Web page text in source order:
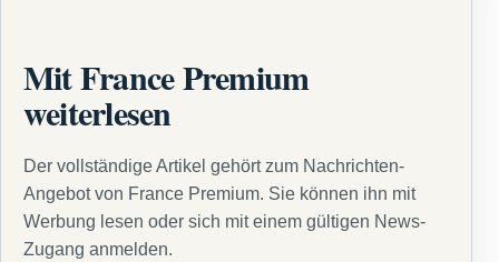
Mit France Premium
weiterlesen
Der vollständige Artikel gehört zum Nachrichten-
Angebot von France Premium. Sie können ihn mit
Werbung lesen oder sich mit einem gültigen News-
Zugang anmelden.